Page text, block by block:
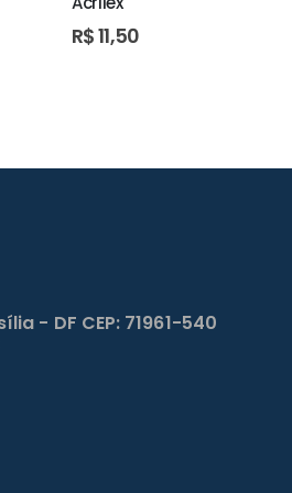
R$11,50
- DF CEP: 71961-540